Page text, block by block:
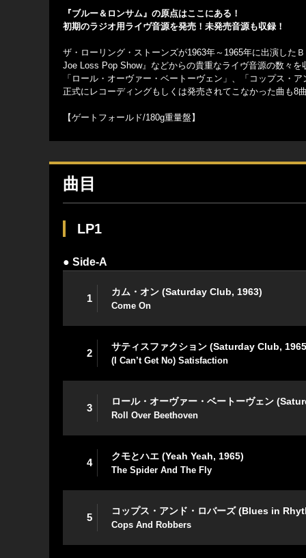
『ブルー＆ロンサム』の原点はここにある！
初期のラジオ用ライヴ音源を発売！未発売音源も収録！
ザ・ローリング・ストーンズが1963年～1965年に出演した
Joe Loss Pop Show』などからの貴重なライヴ音源の数々を
「ロール・オーヴァー・ベートーヴェン」、「コップス・
正式にレコーディングもしくは発売されてこなかった曲も8
【ゲートフォールド/180g重量盤】
曲目
LP1
● Side-A
1
カム・オン (Saturday Club, 1963)
Come On
2
サティスファクション (Saturday Club,
(I Can’t Get No) Satisfaction
3
ロール・オーヴァー・ベートーヴェン
Roll Over Beethoven
4
クモとハエ (Yeah Yeah, 1965)
The Spider And The Fly
5
コップス・アンド・ロバーズ (Blues in
Cops And Robbers